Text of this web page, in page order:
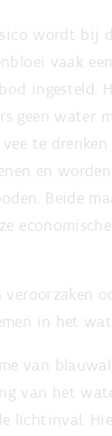
wordt bij
vaak
ingesteld.
geen water
te
en
Beide
veroorzaken
in het
van
van het
lichtinval.